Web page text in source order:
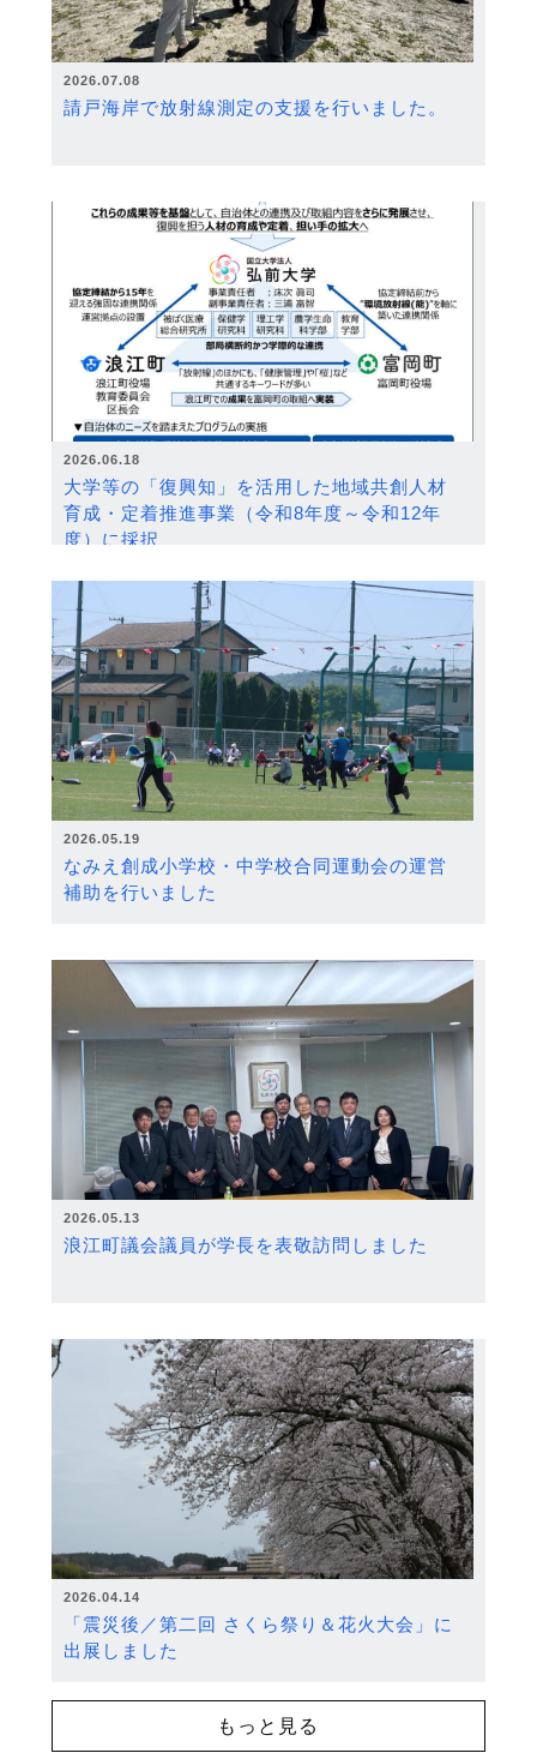
2026.07.08
請戸海岸で放射線測定の支援を行いました。
2026.06.18
大学等の「復興知」を活用した地域共創人材
育成・定着推進事業（令和8年度～令和12年
度）に採択
2026.05.19
なみえ創成小学校・中学校合同運動会の運営
補助を行いました
2026.05.13
浪江町議会議員が学長を表敬訪問しました
2026.04.14
「震災後／第二回 さくら祭り＆花火大会」に
出展しました
もっと見る